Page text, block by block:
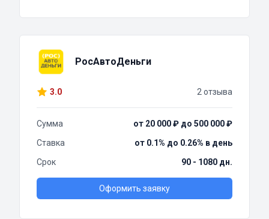
РосАвтоДеньги
3.0 2 отзыва
Сумма
от 20 000 ₽ до 500 000 ₽
Ставка
от 0.1% до 0.26% в день
Срок
90 - 1080 дн.
Оформить заявку